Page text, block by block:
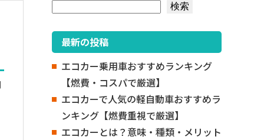
検索
最新の投稿
エコカー乗用車おすすめランキング
【燃費・コスパで厳選】
エコカーで人気の軽自動車おすすめラ
ンキング【燃費重視で厳選】
エコカーとは？意味・種類・メリット